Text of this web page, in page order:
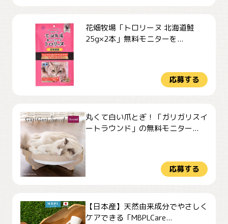
花畑牧場「トロリーヌ 北海道鮭
25g×2本」無料モニターを...
応募する
丸くて白い爪とぎ！「ガリガリスイ
ートラウンド」の無料モニター...
応募する
【日本産】天然由来成分でやさしく
ケアできる「MBPLCare...